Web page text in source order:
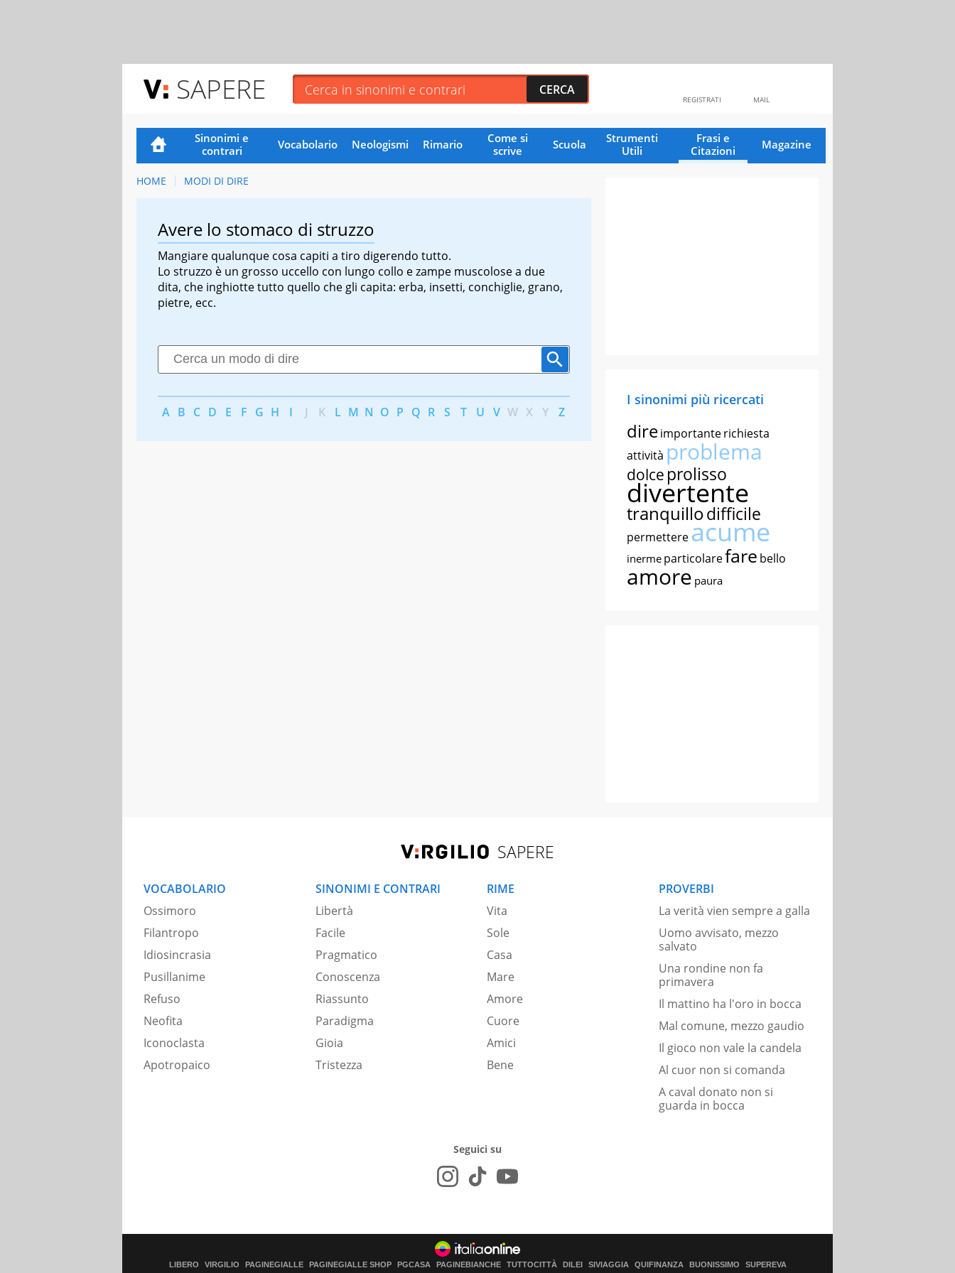
SAPERE MAIL
REGISTRATI
Sinonimi e
contrari
Vocabolario Neologismi Rimario
Come si
scrive
Scuola
Strumenti
Utili
Frasi e
Citazioni
Magazine
HOME MODI DI DIRE
Avere lo stomaco di struzzo
Mangiare qualunque cosa capiti a tiro digerendo tutto.
Lo struzzo è un grosso uccello con lungo collo e zampe muscolose a due
dita, che inghiotte tutto quello che gli capita: erba, insetti, conchiglie, grano,
pietre, ecc.
A B C D E F G H I J K L M N O P Q R S T U V W X Y Z
I sinonimi più ricercati
direimportanterichiesta
attività problema
dolce prolisso
divertente
tranquillodifficile
permettereacume
inerme particolarefare bello
amore paura
SAPERE
VOCABOLARIO
Ossimoro
Filantropo
Idiosincrasia
Pusillanime
Refuso
Neofita
Iconoclasta
Apotropaico
SINONIMI E CONTRARI
Libertà
Facile
Pragmatico
Conoscenza
Riassunto
Paradigma
Gioia
Tristezza
RIME
Vita
Sole
Casa
Mare
Amore
Cuore
Amici
Bene
PROVERBI
La verità vien sempre a galla
Uomo avvisato, mezzo
salvato
Una rondine non fa
primavera
Il mattino ha l'oro in bocca
Mal comune, mezzo gaudio
Il gioco non vale la candela
Al cuor non si comanda
A caval donato non si
guarda in bocca
Seguici su
LIBERO VIRGILIO PAGINEGIALLE PAGINEGIALLE SHOP PGCASA PAGINEBIANCHE TUTTOCITTÀ DILEI SIVIAGGIA QUIFINANZA BUONISSIMO SUPEREVA